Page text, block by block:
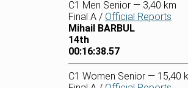
C1 Men Senior — 3,40 km
Final A / Official Reports
Mihail BARBUL
14th
00:16:38.57
C1 Women Senior — 15,40